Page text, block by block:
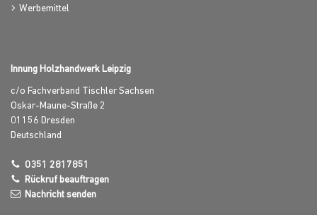
Werbemittel
Innung Holzhandwerk Leipzig
c/o Fachverband Tischler Sachsen
Oskar-Maune-Straße 2
01156 Dresden
Deutschland
0351 2817851
Rückruf beauftragen
Nachricht senden